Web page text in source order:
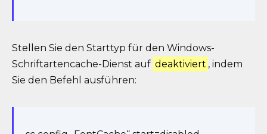
Stellen Sie den Starttyp für den Windows-
Schriftartencache-Dienst auf deaktiviert , indem
Sie den Befehl ausführen: